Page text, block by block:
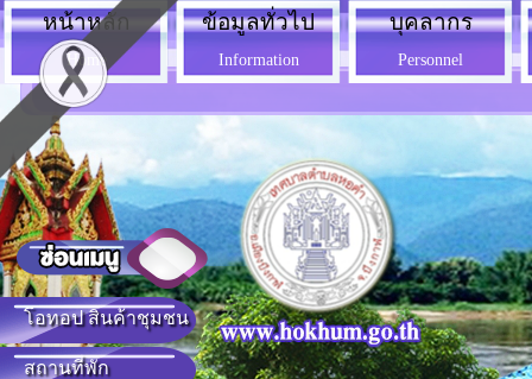
โอทอป สินค้าชุมชน
สถานที่พัก
หน้าหลัก
Home
ข้อมูลทั่วไป
Information
บุคลากร
Personnel